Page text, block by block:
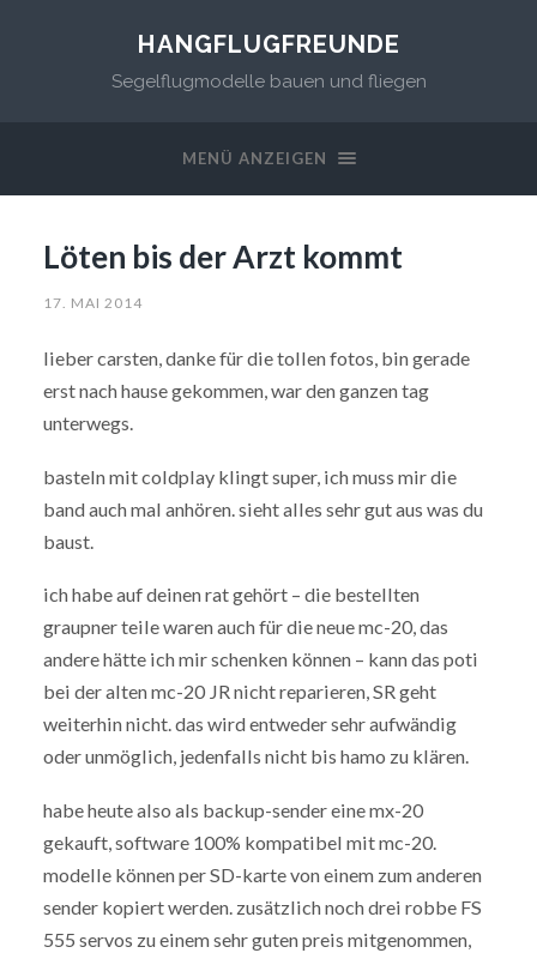
HANGFLUGFREUNDE
Segelflugmodelle bauen und fliegen
MENÜ ANZEIGEN
Löten bis der Arzt kommt
17. MAI 2014
lieber carsten, danke für die tollen fotos, bin gerade
erst nach hause gekommen, war den ganzen tag
unterwegs.
basteln mit coldplay klingt super, ich muss mir die
band auch mal anhören. sieht alles sehr gut aus was du
baust.
ich habe auf deinen rat gehört – die bestellten
graupner teile waren auch für die neue mc-20, das
andere hätte ich mir schenken können – kann das poti
bei der alten mc-20 JR nicht reparieren, SR geht
weiterhin nicht. das wird entweder sehr aufwändig
oder unmöglich, jedenfalls nicht bis hamo zu klären.
habe heute also als backup-sender eine mx-20
gekauft, software 100% kompatibel mit mc-20.
modelle können per SD-karte von einem zum anderen
sender kopiert werden. zusätzlich noch drei robbe FS
555 servos zu einem sehr guten preis mitgenommen,